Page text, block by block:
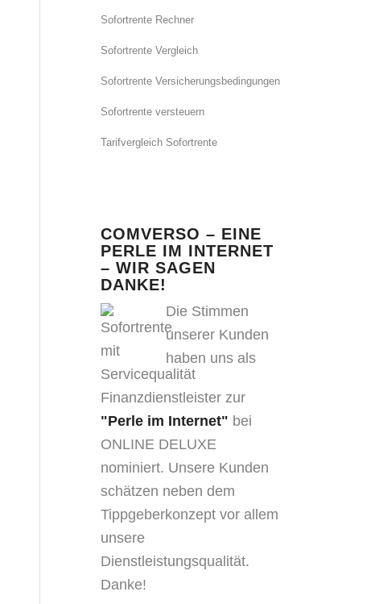
Sofortrente Rechner
Sofortrente Vergleich
Sofortrente Versicherungsbedingungen
Sofortrente versteuern
Tarifvergleich Sofortrente
COMVERSO – EINE
PERLE IM INTERNET
– WIR SAGEN
DANKE!
Die Stimmen
unserer Kunden
haben uns als
Finanzdienstleister zur
"Perle im Internet" bei
ONLINE DELUXE
nominiert. Unsere Kunden
schätzen neben dem
Tippgeberkonzept vor allem
unsere
Dienstleistungsqualität.
Danke!